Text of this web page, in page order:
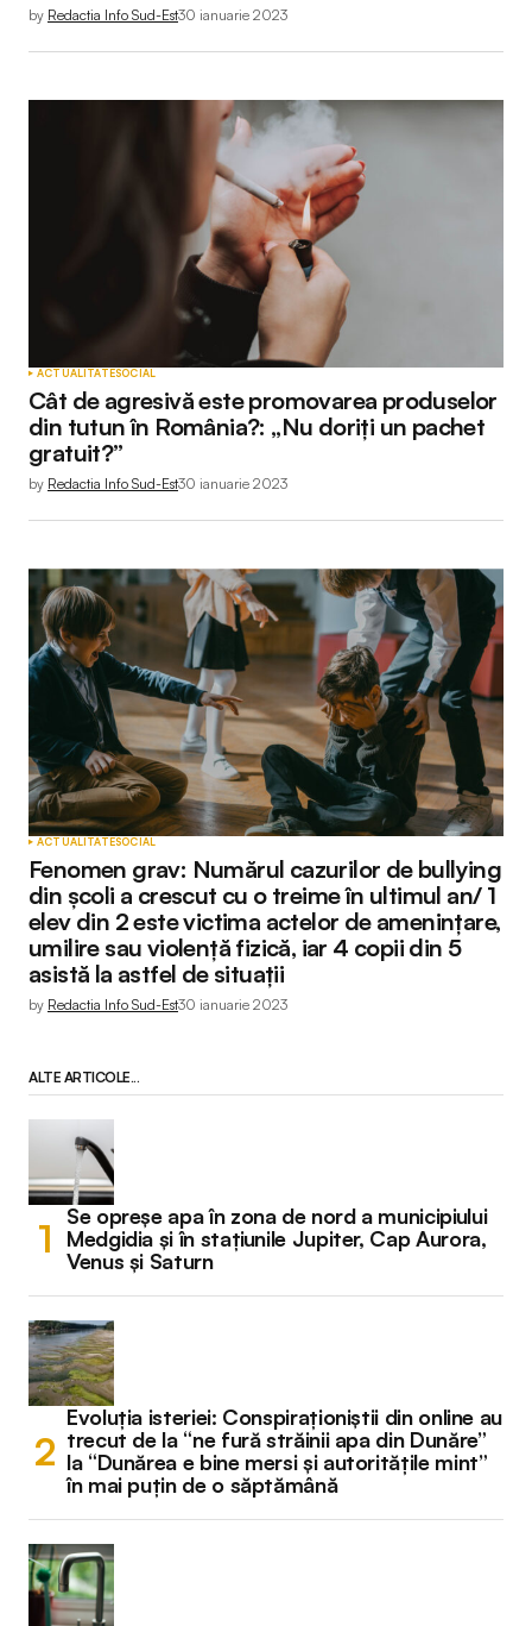
by Redactia Info Sud-Est30 ianuarie 2023
ACTUALITATESOCIAL
Cât de agresivă este promovarea produselor
din tutun în România?: „Nu doriți un pachet
gratuit?”
by Redactia Info Sud-Est30 ianuarie 2023
ACTUALITATESOCIAL
Fenomen grav: Numărul cazurilor de bullying
din școli a crescut cu o treime în ultimul an/ 1
elev din 2 este victima actelor de amenințare,
umilire sau violență fizică, iar 4 copii din 5
asistă la astfel de situații
by Redactia Info Sud-Est30 ianuarie 2023
ALTE ARTICOLE...
Se opreșe apa în zona de nord a municipiului
Medgidia și în stațiunile Jupiter, Cap Aurora,
Venus și Saturn
Evoluția isteriei: Conspiraționiștii din online au
trecut de la “ne fură străinii apa din Dunăre”
la “Dunărea e bine mersi și autoritățile mint”
în mai puțin de o săptămână